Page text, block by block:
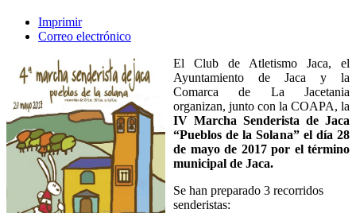
Imprimir
Correo electrónico
El Club de Atletismo Jaca, el
Ayuntamiento de Jaca y la
Comarca de La Jacetania
organizan, junto con la COAPA, la
IV Marcha Senderista de Jaca
“Pueblos de la Solana” el día 28
de mayo de 2017 por el término
municipal de Jaca.
Se han preparado 3 recorridos
senderistas: